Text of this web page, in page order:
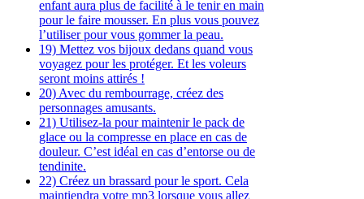
enfant aura plus de facilité à le tenir en main
pour le faire mousser. En plus vous pouvez
l’utiliser pour vous gommer la peau.
19) Mettez vos bijoux dedans quand vous
voyagez pour les protéger. Et les voleurs
seront moins attirés !
20) Avec du rembourrage, créez des
personnages amusants.
21) Utilisez-la pour maintenir le pack de
glace ou la compresse en place en cas de
douleur. C’est idéal en cas d’entorse ou de
tendinite.
22) Créez un brassard pour le sport. Cela
maintiendra votre mp3 lorsque vous allez